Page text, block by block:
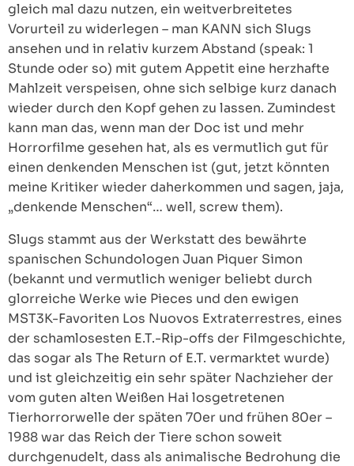
gleich mal dazu nutzen, ein weitverbreitetes
Vorurteil zu widerlegen – man KANN sich Slugs
ansehen und in relativ kurzem Abstand (speak: 1
Stunde oder so) mit gutem Appetit eine herzhafte
Mahlzeit verspeisen, ohne sich selbige kurz danach
wieder durch den Kopf gehen zu lassen. Zumindest
kann man das, wenn man der Doc ist und mehr
Horrorfilme gesehen hat, als es vermutlich gut für
einen denkenden Menschen ist (gut, jetzt könnten
meine Kritiker wieder daherkommen und sagen, jaja,
„denkende Menschen“… well, screw them).
Slugs stammt aus der Werkstatt des bewährte
spanischen Schundologen Juan Piquer Simon
(bekannt und vermutlich weniger beliebt durch
glorreiche Werke wie Pieces und den ewigen
MST3K-Favoriten Los Nuovos Extraterrestres, eines
der schamlosesten E.T.-Rip-offs der Filmgeschichte,
das sogar als The Return of E.T. vermarktet wurde)
und ist gleichzeitig ein sehr später Nachzieher der
vom guten alten Weißen Hai losgetretenen
Tierhorrorwelle der späten 70er und frühen 80er –
1988 war das Reich der Tiere schon soweit
durchgenudelt, dass als animalische Bedrohung die